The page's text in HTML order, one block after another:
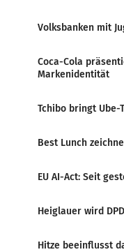
Volksbanken mit
Coca-Cola
Markenidentität
Tchibo bringt
Best Lunch
EU AI-Act: Seit
Heiglauer wird
Hitze beeinflusst